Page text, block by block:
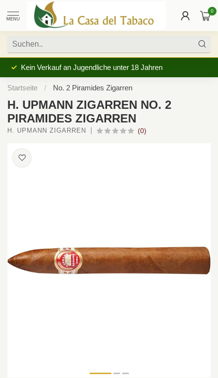
MENU
0
Kein Verkauf an Jugendliche unter 18 Jahren
Startseite / No. 2 Piramides Zigarren
H. UPMANN ZIGARREN NO. 2
PIRAMIDES ZIGARREN
H. UPMANN ZIGARREN (0)